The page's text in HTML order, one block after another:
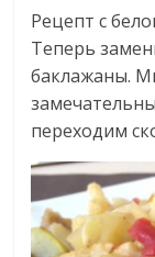
Рецепт с
Теперь
баклажаны.
переходим